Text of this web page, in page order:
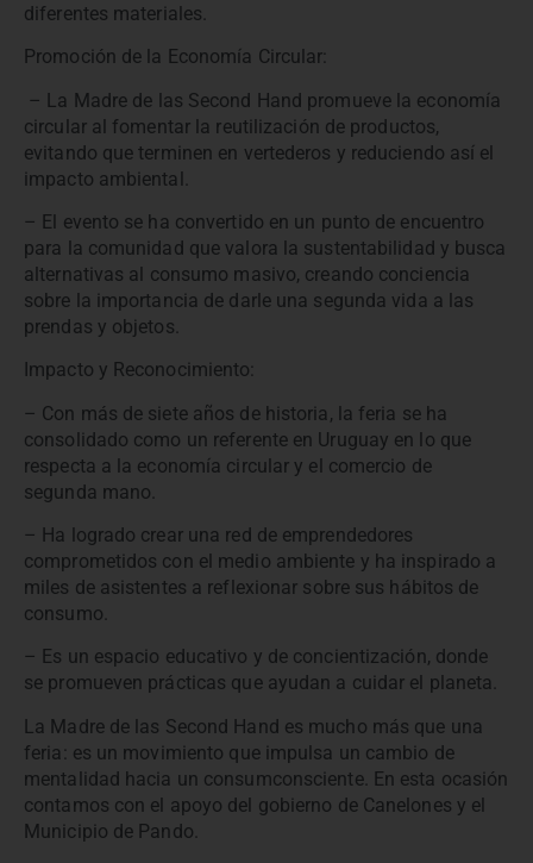
diferentes materiales.
Promoción de la Economía Circular:
– La Madre de las Second Hand promueve la economía
circular al fomentar la reutilización de productos,
evitando que terminen en vertederos y reduciendo así el
impacto ambiental.
– El evento se ha convertido en un punto de encuentro
para la comunidad que valora la sustentabilidad y busca
alternativas al consumo masivo, creando conciencia
sobre la importancia de darle una segunda vida a las
prendas y objetos.
Impacto y Reconocimiento:
– Con más de siete años de historia, la feria se ha
consolidado como un referente en Uruguay en lo que
respecta a la economía circular y el comercio de
segunda mano.
– Ha logrado crear una red de emprendedores
comprometidos con el medio ambiente y ha inspirado a
miles de asistentes a reflexionar sobre sus hábitos de
consumo.
– Es un espacio educativo y de concientización, donde
se promueven prácticas que ayudan a cuidar el planeta.
La Madre de las Second Hand es mucho más que una
feria: es un movimiento que impulsa un cambio de
mentalidad hacia un consumconsciente. En esta ocasión
contamos con el apoyo del gobierno de Canelones y el
Municipio de Pando.